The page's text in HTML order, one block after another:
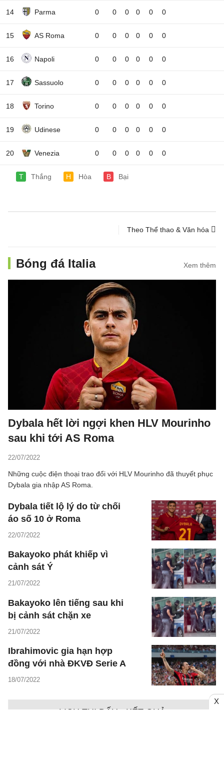
14 Parma 0 0 0 0 0 0
15 AS Roma 0 0 0 0 0 0
16 Napoli 0 0 0 0 0 0
17 Sassuolo 0 0 0 0 0 0
18 Torino 0 0 0 0 0 0
19 Udinese 0 0 0 0 0 0
20 Venezia 0 0 0 0 0 0
T Thắng H Hòa B Bại
Theo Thể thao & Văn hóa
Bóng đá Italia Xem thêm
Dybala hết lời ngợi khen HLV Mourinho
sau khi tới AS Roma
22/07/2022
Những cuộc điện thoại trao đổi với HLV Mourinho đã thuyết phục
Dybala gia nhập AS Roma.
Dybala tiết lộ lý do từ chối
áo số 10 ở Roma
22/07/2022
Bakayoko phát khiếp vì
cảnh sát Ý
21/07/2022
Bakayoko lên tiếng sau khi
bị cảnh sát chặn xe
21/07/2022
Ibrahimovic gia hạn hợp
đồng với nhà ĐKVĐ Serie A
18/07/2022
LỊCH THI ĐẤU - KẾT QUẢ
X